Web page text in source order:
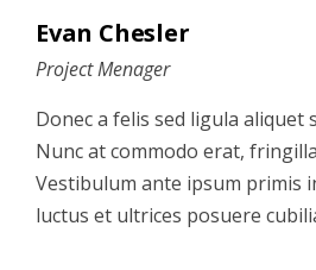
Evan Chesler
Project Menager
Donec a felis sed ligula aliquet
Nunc at commodo erat,
Vestibulum ante ipsum primis
luctus et ultrices posuere